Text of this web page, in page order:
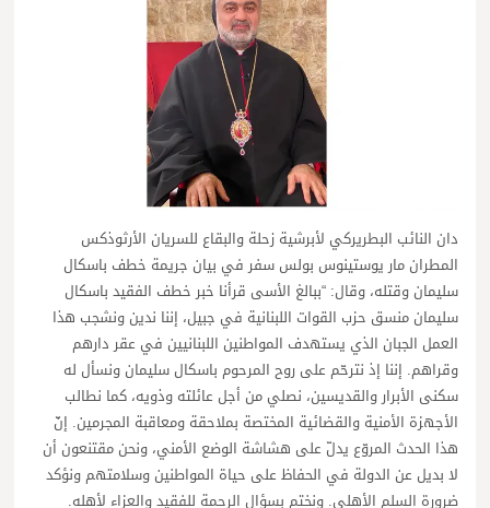
دان النائب البطريركي لأبرشية زحلة والبقاع للسريان الأرثوذكس
المطران مار يوستينوس بولس سفر في بيان جريمة خطف باسكال
سليمان وقتله، وقال: “ببالغ الأسى قرأنا خبر خطف الفقيد باسكال
سليمان منسق حزب القوات اللبنانية في جبيل، إننا ندين ونشجب هذا
العمل الجبان الذي يستهدف المواطنين اللبنانيين في عقر دارهم
وقراهم. إننا إذ نترحّم على روح المرحوم باسكال سليمان ونسأل له
سكنى الأبرار والقديسين، نصلي من أجل عائلته وذويه، كما نطالب
الأجهزة الأمنية والقضائية المختصة بملاحقة ومعاقبة المجرمين. إنّ
هذا الحدث المروّع يدلّ على هشاشة الوضع الأمني، ونحن مقتنعون أن
لا بديل عن الدولة في الحفاظ على حياة المواطنين وسلامتهم ونؤكد
ضرورة السلم الأهلي. ونختم بسؤال الرحمة للفقيد والعزاء لأهله.